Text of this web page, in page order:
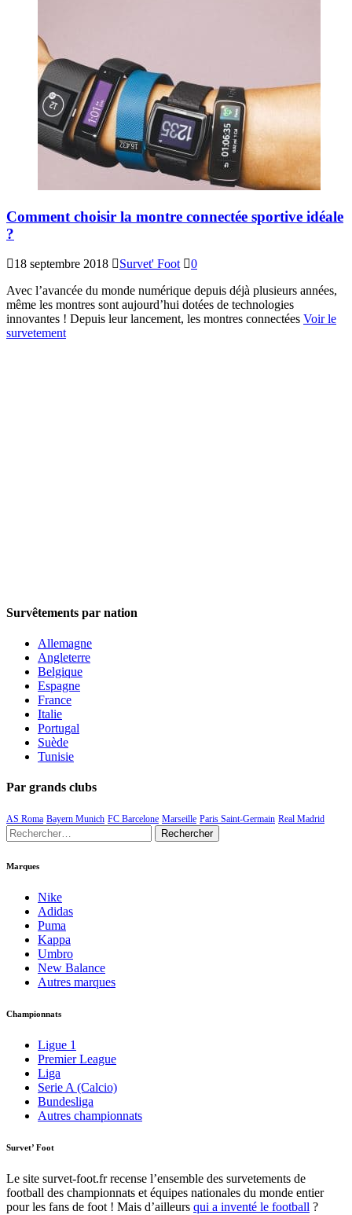
Comment choisir la montre connectée sportive idéale
?
18 septembre 2018 Survet' Foot
0
Avec l’avancée du monde numérique depuis déjà plusieurs années,
même les montres sont aujourd’hui dotées de technologies
innovantes ! Depuis leur lancement, les montres connectées Voir le
survetement
Survêtements par nation
Allemagne
Angleterre
Belgique
Espagne
France
Italie
Portugal
Suède
Tunisie
Par grands clubs
AS Roma Bayern Munich FC Barcelone Marseille Paris Saint-Germain Real Madrid
Rechercher :
Marques
Nike
Adidas
Puma
Kappa
Umbro
New Balance
Autres marques
Championnats
Ligue 1
Premier League
Liga
Serie A (Calcio)
Bundesliga
Autres championnats
Survet’ Foot
Le site survet-foot.fr recense l’ensemble des survetements de
football des championnats et équipes nationales du monde entier
pour les fans de foot ! Mais d’ailleurs qui a inventé le football ?​